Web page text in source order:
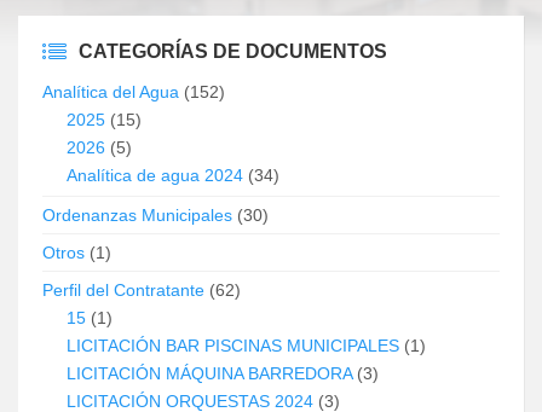
CATEGORÍAS DE DOCUMENTOS
Analítica del Agua (152)
2025 (15)
2026 (5)
Analítica de agua 2024 (34)
Ordenanzas Municipales (30)
Otros (1)
Perfil del Contratante (62)
15 (1)
LICITACIÓN BAR PISCINAS MUNICIPALES (1)
LICITACIÓN MÁQUINA BARREDORA(3)
LICITACIÓN ORQUESTAS 2024 (3)